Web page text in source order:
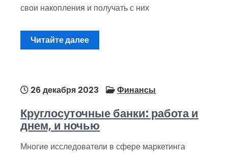
свои накопления и получать с них
Читайте далее
26 декабря 2023 Финансы
Круглосуточные банки: работа и
днем, и ночью
Многие исследователи в сфере маркетинга